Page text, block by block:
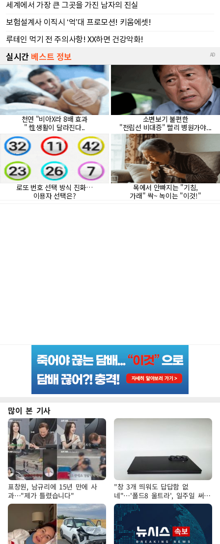
많이 본 기사
표창원, 남규리에 15년 만에 사
과…"제가 틀렸습니다"
"창 3개 띄워도 답답함 없
네"…'폴드8 울트라', 일주일 써보
니